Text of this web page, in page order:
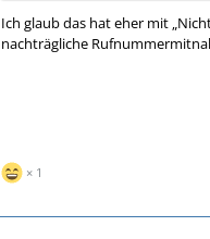
Ich glaub das hat eher mit
nachträgliche
1